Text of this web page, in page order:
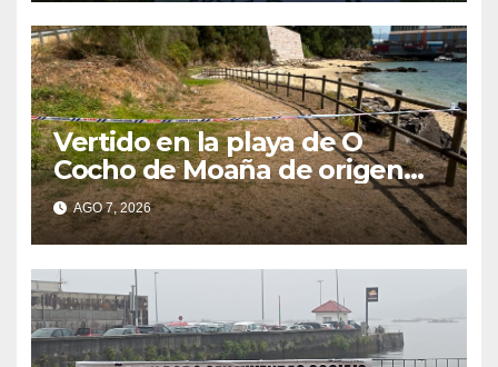
Vertido en la playa de O
Cocho de Moaña de origen
desconocido
AGO 7, 2026